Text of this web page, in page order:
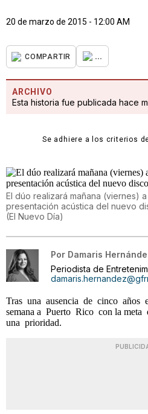
20 de marzo de 2015 - 12:00 AM
COMPARTIR ...
ARCHIVO
Esta historia fue publicada hace
Se adhiere a los criterios
El dúo realizará mañana (viernes)
presentación acústica del nuevo
(El Nuevo Día)
Por Damaris
Periodista de
Tras una ausencia de cinco años
semana a Puerto Rico con la
una prioridad.